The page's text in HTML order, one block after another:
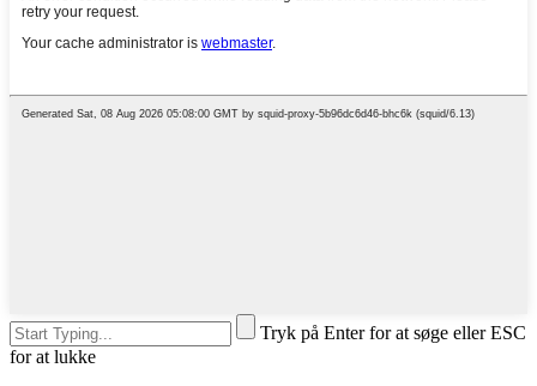
Tryk på Enter for at søge eller ESC
for at lukke